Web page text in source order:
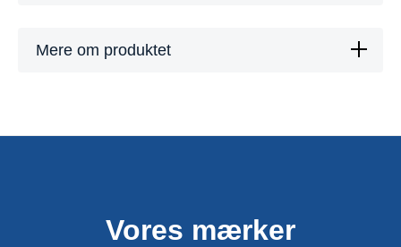
Mere om produktet
Vores mærker